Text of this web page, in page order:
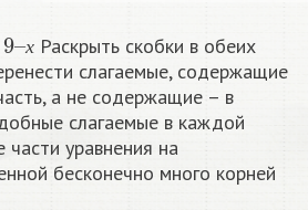
х
9х
Раскрыть скобки в обеих
слагаемые, содержащие
а не содержащие – в
слагаемые в каждой
уравнения на
бесконечно много корней​